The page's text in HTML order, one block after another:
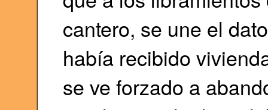
cantero, se une el
había recibido
se ve forzado a